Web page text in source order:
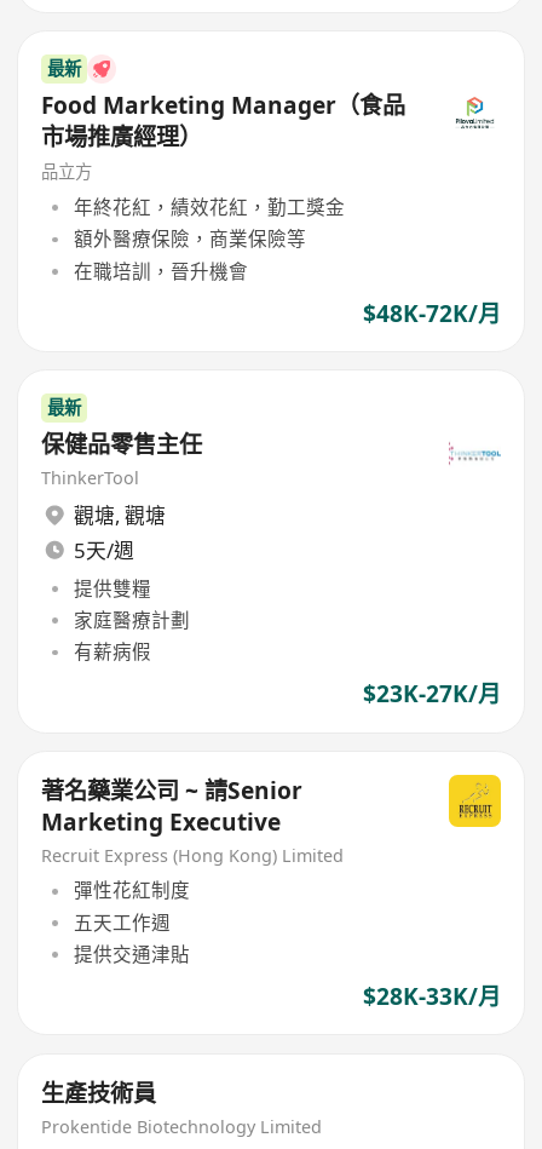
最新
Food Marketing Manager（食品
市場推廣經理）
品立方
年終花紅，績效花紅，勤工獎金
額外醫療保險，商業保險等
在職培訓，晉升機會
$48K-72K/月
最新
保健品零售主任
ThinkerTool
觀塘, 觀塘
5天/週
提供雙糧
家庭醫療計劃
有薪病假
$23K-27K/月
著名藥業公司 ~ 請Senior
Marketing Executive
Recruit Express (Hong Kong) Limited
彈性花紅制度
五天工作週
提供交通津貼
$28K-33K/月
生產技術員
Prokentide Biotechnology Limited